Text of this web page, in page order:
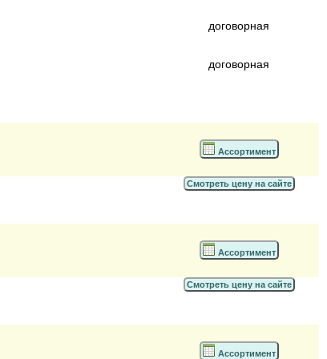
договорная
договорная
Ассортимент
Смотреть цену на сайте
Ассортимент
Смотреть цену на сайте
Ассортимент